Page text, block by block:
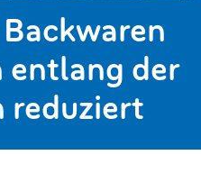
entlang der
reduziert